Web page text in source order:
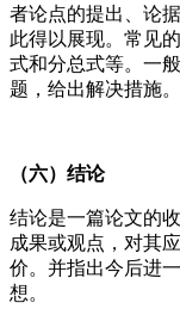
者论点的提出、论
此得以展现。常见
式和分总式等。一
题，给出解决措施。
（六）结论
结论是一篇论文的
成果或观点，对其
价。并指出今后进
想。